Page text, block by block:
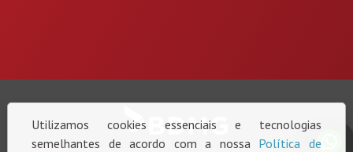
Utilizamos cookies essenciais e tecnologias
semelhantes de acordo com a nossa Política de